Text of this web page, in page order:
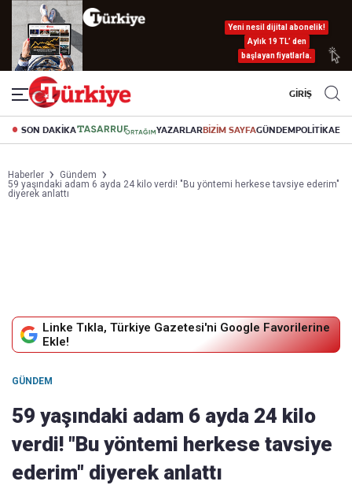
Yeni nesil dijital abonelik!
Aylık 19 TL’ den
başlayan fiyatlarla.
GİRİŞ
SON DAKİKA YAZARLARBİZİM SAYFAGÜNDEMPOLİTİKA
Haberler
Gündem
59 yaşındaki adam 6 ayda 24 kilo verdi! "Bu yöntemi herkese tavsiye ederim"
diyerek anlattı
Linke Tıkla, Türkiye Gazetesi'ni Google Favorilerine
Ekle!
GÜNDEM
59 yaşındaki adam 6 ayda 24 kilo
verdi! "Bu yöntemi herkese tavsiye
ederim" diyerek anlattı